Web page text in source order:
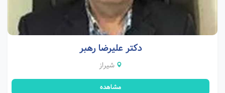
دکتر علیرضا رهبر
شیراز
مشاهده